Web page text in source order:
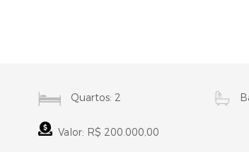
Quartos: 2
Valor: R$ 200.000,00